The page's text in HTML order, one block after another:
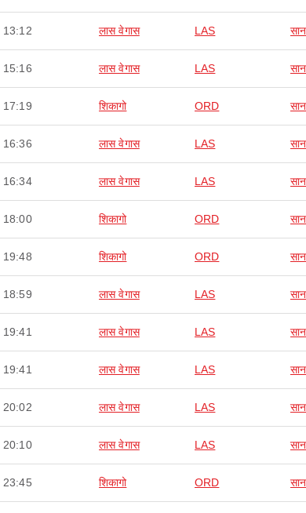
13:12 लास वेगास LAS
15:16 लास वेगास LAS
17:19 शिकागो ORD
16:36 लास वेगास LAS
16:34 लास वेगास LAS
18:00 शिकागो ORD
19:48 शिकागो ORD
18:59 लास वेगास LAS
19:41 लास वेगास LAS
19:41 लास वेगास LAS
20:02 लास वेगास LAS
20:10 लास वेगास LAS
23:45 शिकागो ORD